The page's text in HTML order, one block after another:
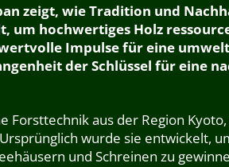
zeigt, wie Tradition und
um hochwertiges Holz
Impulse für eine
der Schlüssel für eine
Forsttechnik aus der Region
wurde sie entwickelt,
und Schreinen zu